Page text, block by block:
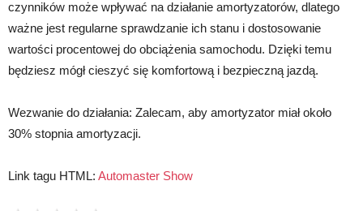
czynników może wpływać na działanie amortyzatorów, dlatego
ważne jest regularne sprawdzanie ich stanu i dostosowanie
wartości procentowej do obciążenia samochodu. Dzięki temu
będziesz mógł cieszyć się komfortową i bezpieczną jazdą.
Wezwanie do działania: Zalecam, aby amortyzator miał około
30% stopnia amortyzacji.
Link tagu HTML: Automaster Show